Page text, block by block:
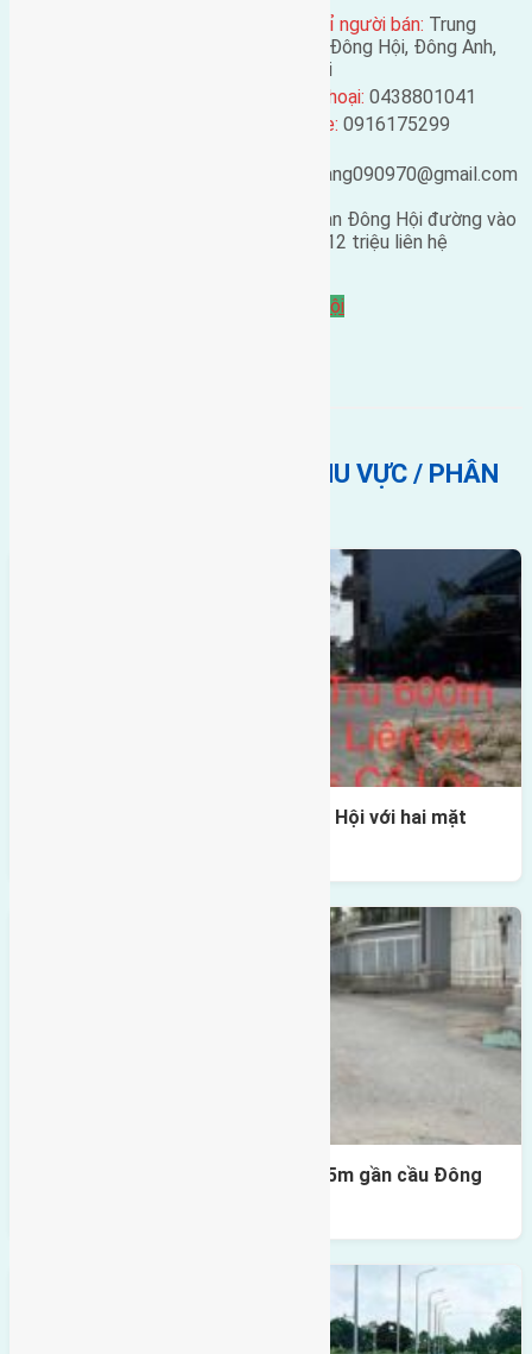
Địa chỉ người bán: Trung
Thôn, Đông Hội, Đông Anh,
Hà Nội
Điện thoại: 0438801041
Mobile: 0916175299
ducgiang090970@gmail.com
Cần bán 45m2 (3,75×12) đất Đông Ngàn Đông Hội đường vào
2,5m hướng Đông cách cầu 900m giá 12 triệu liên hệ
Đông Ngàn Đông Hội
BẤT ĐỘNG SẢN CÙNG KHU VỰC / PHÂN
Một vị trí hiếm còn lại tại X1 Đông Hội với hai mặt
Lô đất Lại Đà 52m2 mặt đường 4,5m gần cầu Đông